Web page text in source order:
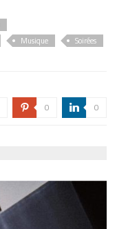
Musique Soirées
d 0 j 0